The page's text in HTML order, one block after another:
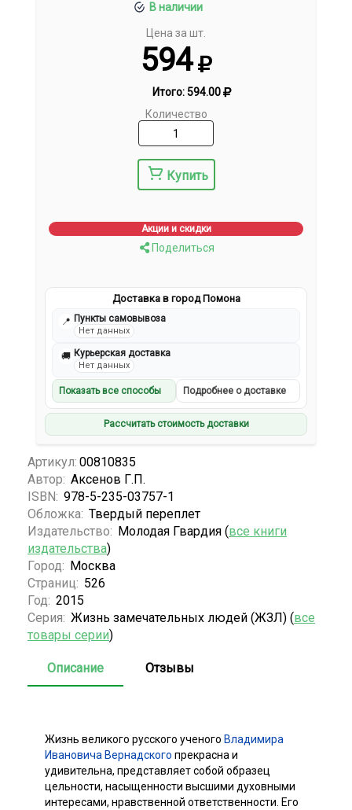
В наличии
Цена за шт.
594
Итого:594.00
Количество
Купить
Акции и скидки
Поделиться
Доставка в город Помона
📍 Пункты самовывоза
Нет данных
🚚 Курьерская доставка
Нет данных
Показать все способы Подробнее о доставке
Рассчитать стоимость доставки
Артикул: 00810835
Автор: Аксенов Г.П.
ISBN: 978-5-235-03757-1
Обложка: Твердый переплет
Издательство: Молодая Гвардия (все книги
издательства)
Город: Москва
Страниц: 526
Год: 2015
Серия: Жизнь замечательных людей (ЖЗЛ) (все
товары серии)
Описание Отзывы
Жизнь великого русского ученого Владимира
Ивановича Вернадского прекрасна и
удивительна, представляет собой образец
цельности, насыщенности высшими духовными
интересами, нравственной ответственности. Его